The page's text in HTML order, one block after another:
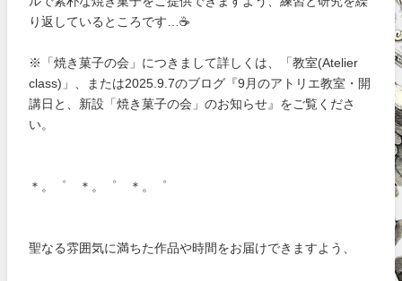
り返しているところです…☕
※「焼き菓子の会」につきまして詳しくは、「教室(Atelier
class)」、または2025.9.7のブログ『9月のアトリエ教室・開
講日と、新設「焼き菓子の会」のお知らせ』をご覧くださ
い。
＊。゜ ＊。゜ ＊。゜
聖なる雰囲気に満ちた作品や時間をお届けできますよう、